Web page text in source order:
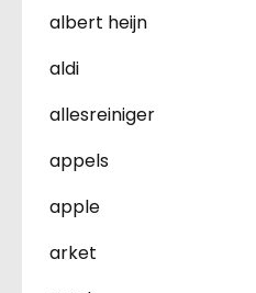
albert heijn
aldi
allesreiniger
appels
apple
arket